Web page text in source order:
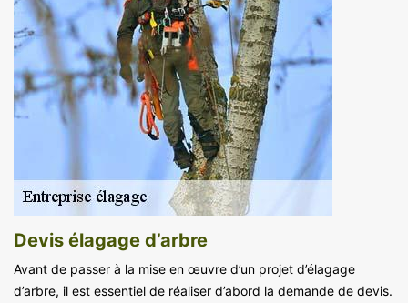
Devis élagage d’arbre
Avant de passer à la mise en œuvre d’un projet d’élagage
d’arbre, il est essentiel de réaliser d’abord la demande de devis.